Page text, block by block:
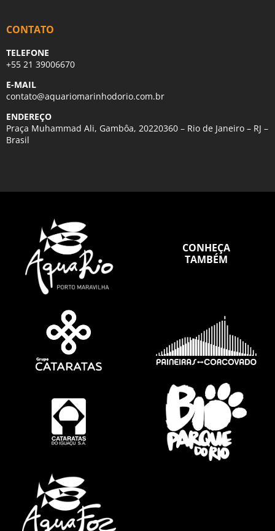
CONTATO
TELEFONE
+55 21 39006670
E-MAIL
contato@aquariomarinhodorio.com.br
ENDEREÇO
Praça Muhammad Ali, Gambôa, 20220360 – Rio de Janeiro – RJ –
Brasil
CONHEÇA
TAMBÉM